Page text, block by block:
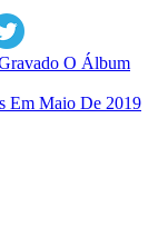
O Álbum
Em Maio De 2019